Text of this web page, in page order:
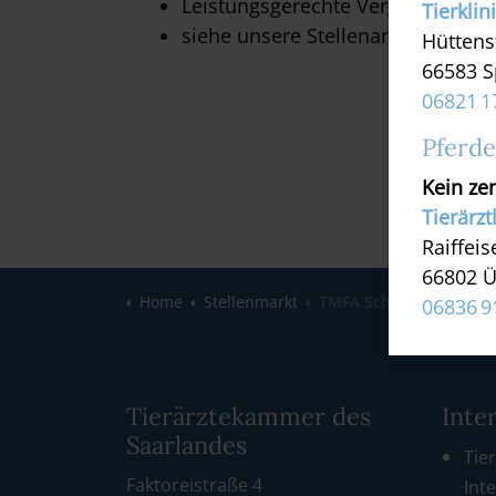
Leistungsgerechte Vergütung
siehe unsere Stellenanzeige
Home Stellenmarkt TMFA Schomburg (OP)
Tierärztekammer des
Saarlandes
Faktoreistraße 4
66583
06821
Kein
66802
06836